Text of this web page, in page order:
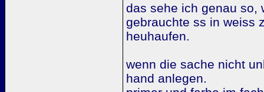
das sehe ich genau so,
gebrauchte ss in weiss
heuhaufen.
wenn die sache nicht
hand anlegen.